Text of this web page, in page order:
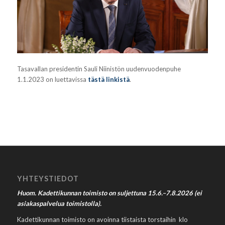
Tasavallan presidentin Sauli Niinistön uudenvuodenpuhe
1.1.2023 on luettavissa tästä linkistä.
YHTEYSTIEDOT
Huom. Kadettikunnan toimisto on suljettuna 15.6.–7.8.2026 (ei
asiakaspalvelua toimistolla).
Kadettikunnan toimisto on avoinna tiistaista torstaihin klo